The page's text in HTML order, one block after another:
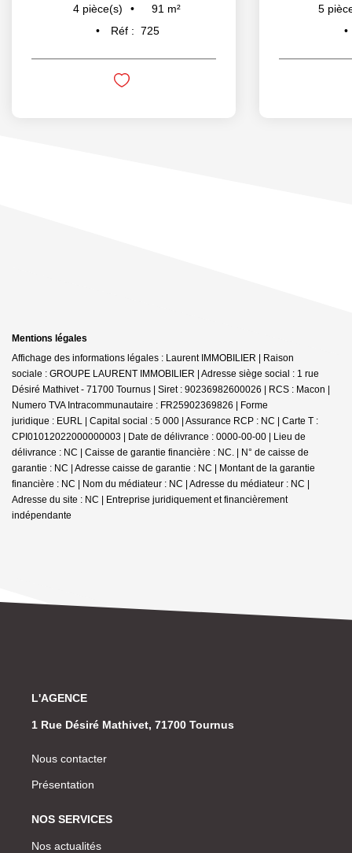
4 pièce(s) 91 m²
Réf : 725
5
Mentions légales
Affichage des informations légales : Laurent IMMOBILIER | Raison
sociale : GROUPE LAURENT IMMOBILIER | Adresse siège social : 1 rue
Désiré Mathivet - 71700 Tournus | Siret : 90236982600026 | RCS : Macon |
Numero TVA Intracommunautaire : FR25902369826 | Forme
juridique : EURL | Capital social : 5 000 | Assurance RCP : NC | Carte T :
CPI01012022000000003 | Date de délivrance : 0000-00-00 | Lieu de
délivrance : NC | Caisse de garantie financière : NC. | N° de caisse de
garantie : NC | Adresse caisse de garantie : NC | Montant de la garantie
financière : NC | Nom du médiateur : NC | Adresse du médiateur : NC |
Adresse du site : NC | Entreprise juridiquement et financièrement
indépendante
L'AGENCE
1 Rue Désiré Mathivet, 71700 Tournus
Nous contacter
Présentation
NOS SERVICES
Nos actualités